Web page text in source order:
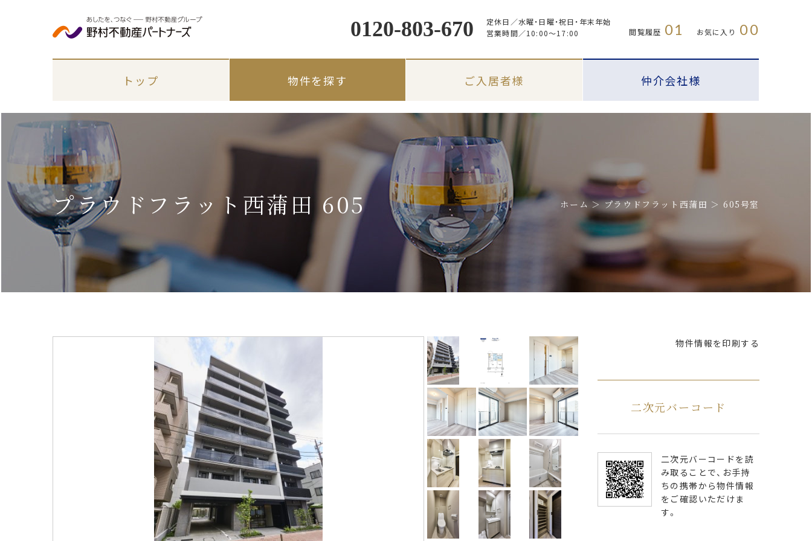
0120-803-670 定休日／水曜・日曜・祝日・年末年始
営業時間／10:00〜17:00 閲覧履歴 01 お気に入り 00
トップ 物件を探す
エリアから探す 路線・駅名から探す 地図から探す プラウドフラット
ご入居者様
各種手続き 入居のしおり 入居者限定サービス FAQ
仲介会社様
プラウドフラット西蒲田 605 ホーム プラウドフラット西蒲田 605号室
物件情報を印刷する
二次元バーコード
二次元バーコードを読
み取ることで、お手持
ちの携帯から物件情報
をご確認いただけま
す。